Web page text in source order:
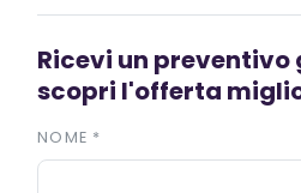
Ricevi un
scopri l'offerta
NOME *